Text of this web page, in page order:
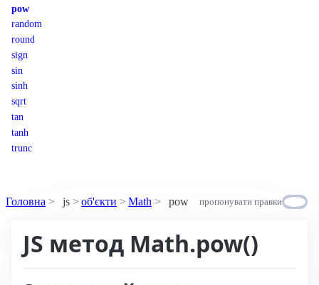
pow
random
round
sign
sin
sinh
sqrt
tan
tanh
trunc
Головна js об'єкти Math pow пропонувати правки
JS метод Math.pow()